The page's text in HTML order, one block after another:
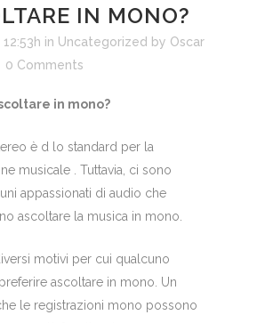
IN MONO?
in Uncategorized by Oscar
0 Comments
in mono?
è d lo standard per la
musicale . Tuttavia, ci sono
appassionati di audio che
ascoltare la musica in mono.
motivi per cui qualcuno
ascoltare in mono. Un
le registrazioni mono possono